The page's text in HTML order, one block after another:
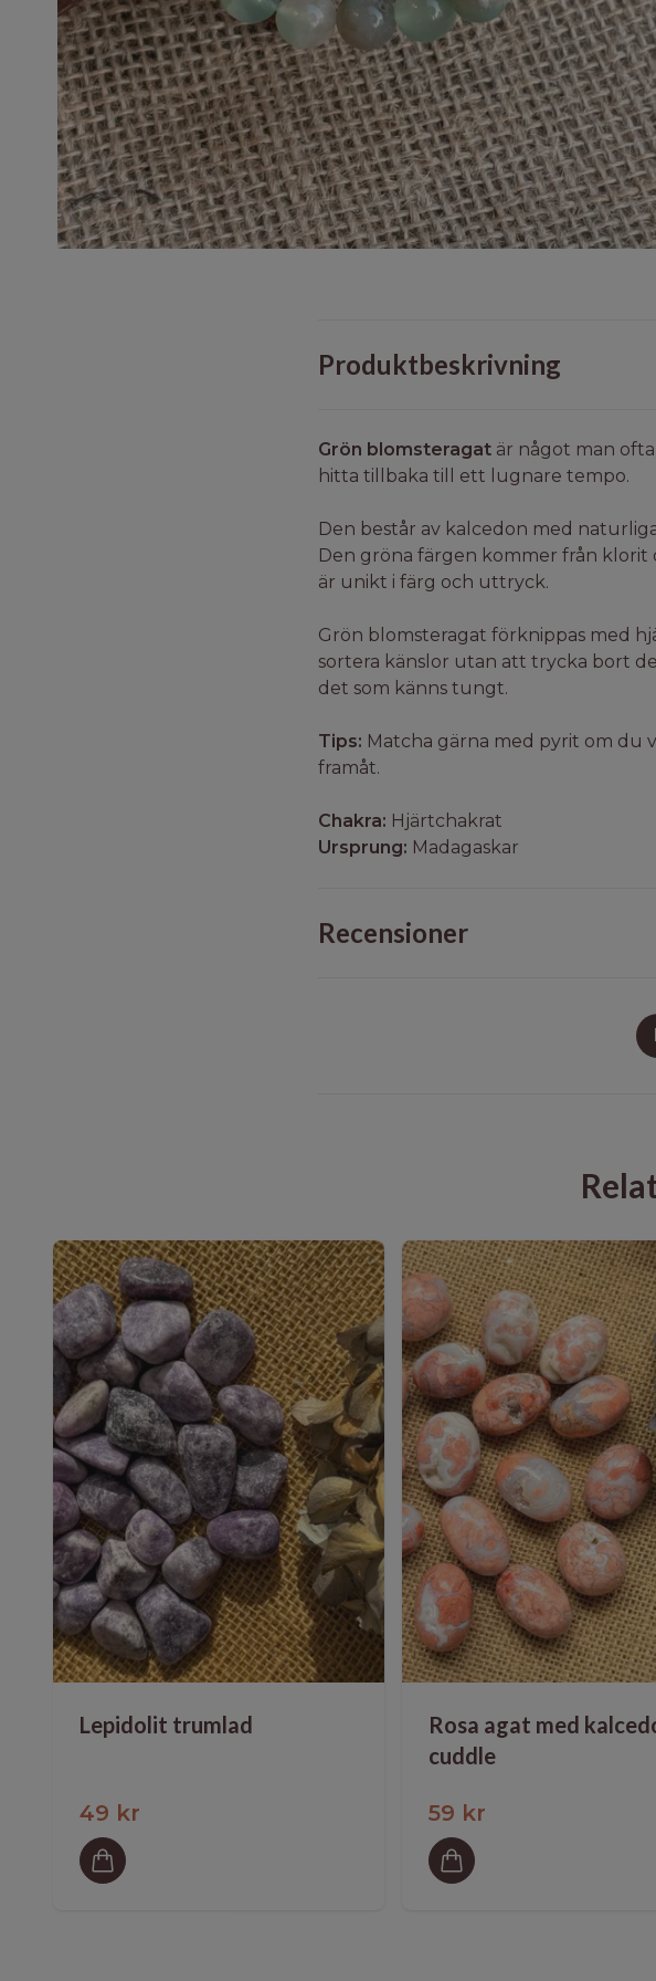
Produktbeskrivning
Grön blomsteragat är något man
hitta tillbaka till ett lugnare tempo.
Den består av kalcedon med
Den gröna färgen kommer från klorit
är unikt i färg och uttryck.
Grön blomsteragat förknippas med
sortera känslor utan att trycka bort
det som känns tungt.
Tips: Matcha gärna med pyrit om du
framåt.
Chakra: Hjärtchakrat
Ursprung: Madagaskar
Recensioner
Lepidolit trumlad
49 kr
Rosa agat med
cuddle
59 kr